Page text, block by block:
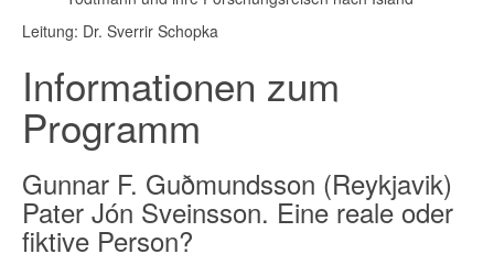
Leitung: Dr. Sverrir Schopka
Informationen zum
Programm
Gunnar F. Guðmundsson (Reykjavik)
Pater Jón Sveinsson. Eine reale oder
fiktive Person?